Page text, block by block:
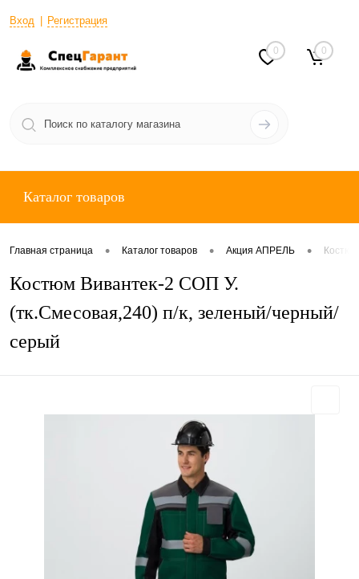
Вход Регистрация
0 0
Каталог товаров
Главная страница • Каталог товаров • Акция АПРЕЛЬ •
Костюм Вивантек-2 СОП У.
(тк.Смесовая,240) п/к, зеленый/черный/
серый